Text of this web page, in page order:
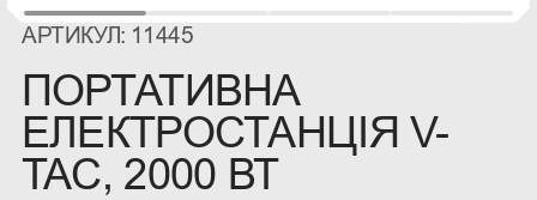
АРТИКУЛ: 11445
ПОРТАТИВНА
ЕЛЕКТРОСТАНЦІЯ V-
TAC, 2000 ВТ